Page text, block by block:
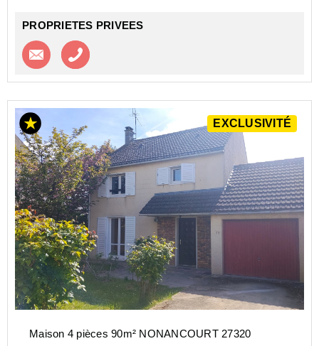
PROPRIETES PRIVEES
Contacter l'agence
EXCLUSIVITÉ
Maison 4 pièces 90m² NONANCOURT 27320